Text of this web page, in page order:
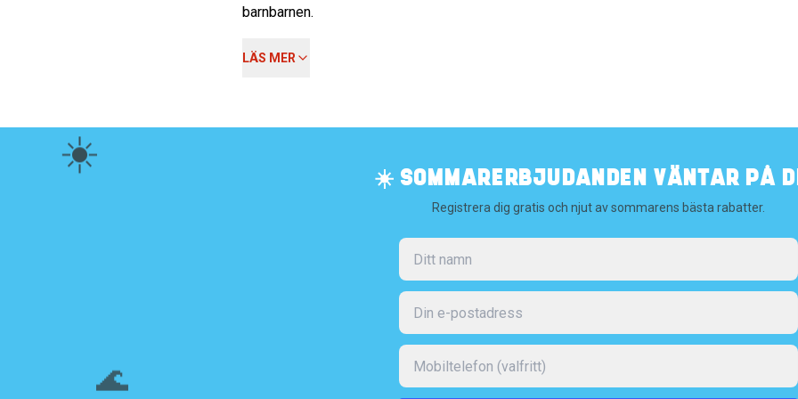
barnbarnen.
LÄS MER
☀️
🌊
☀️ SOMMARERBJUDANDEN VÄNTAR PÅ
Registrera dig gratis och njut av sommarens bästa rabatter.